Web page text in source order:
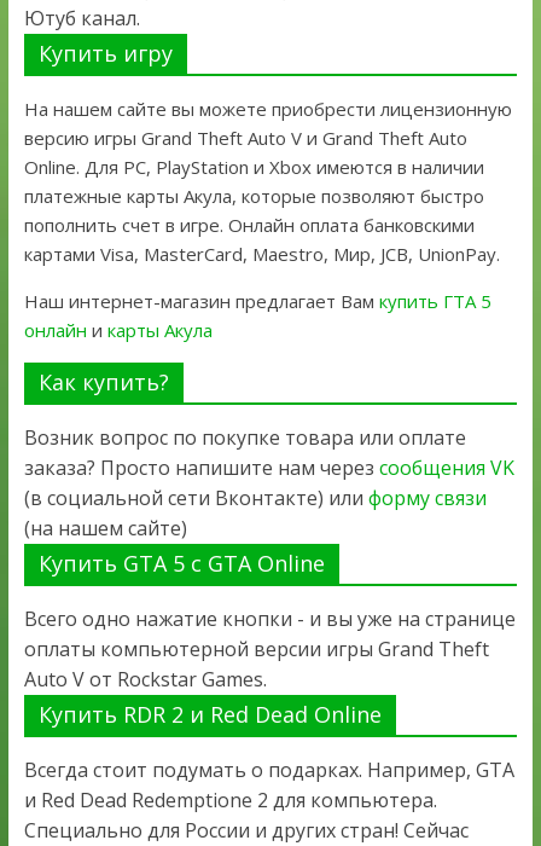
Ютуб канал.
Купить игру
На нашем сайте вы можете приобрести лицензионную
версию игры Grand Theft Auto V и Grand Theft Auto
Online. Для PC, PlayStation и Xbox имеются в наличии
платежные карты Акула, которые позволяют быстро
пополнить счет в игре. Онлайн оплата банковскими
картами Visa, MasterCard, Maestro, Мир, JCB, UnionPay.
Наш интернет-магазин предлагает Вам купить ГТА 5
онлайн и карты Акула
Как купить?
Возник вопрос по покупке товара или оплате
заказа? Просто напишите нам через сообщения VK
(в социальной сети Вконтакте) или форму связи
(на нашем сайте)
Купить GTA 5 с GTA Online
Всего одно нажатие кнопки - и вы уже на странице
оплаты компьютерной версии игры Grand Theft
Auto V от Rockstar Games.
Купить RDR 2 и Red Dead Online
Всегда стоит подумать о подарках. Например, GTA
и Red Dead Redemptione 2 для компьютера.
Специально для России и других стран! Сейчас